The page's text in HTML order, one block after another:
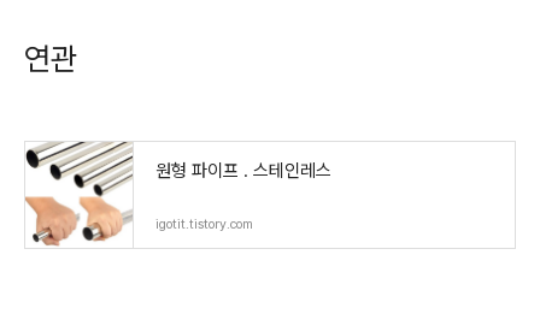
연관
원형 파이프 . 스테인레스
igotit.tistory.com